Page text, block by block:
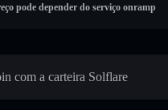
pode depender do serviço onramp
com a carteira Solflare